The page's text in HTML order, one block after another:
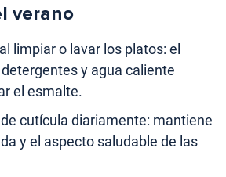
verano
limpiar o lavar los platos: el
y agua caliente
el esmalte.
cutícula diariamente: mantiene
y el aspecto saludable de las